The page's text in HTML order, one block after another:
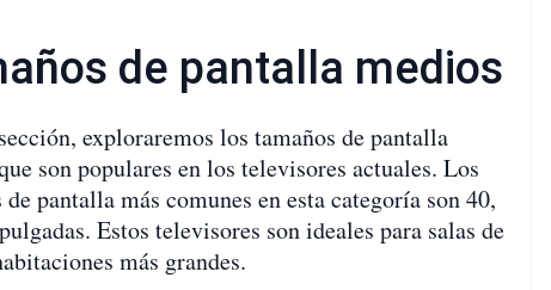
de pantalla medios
exploraremos los tamaños de pantalla
son populares en los televisores actuales. Los
de pantalla más comunes en esta categoría son 40,
Estos televisores son ideales para salas de
más grandes.